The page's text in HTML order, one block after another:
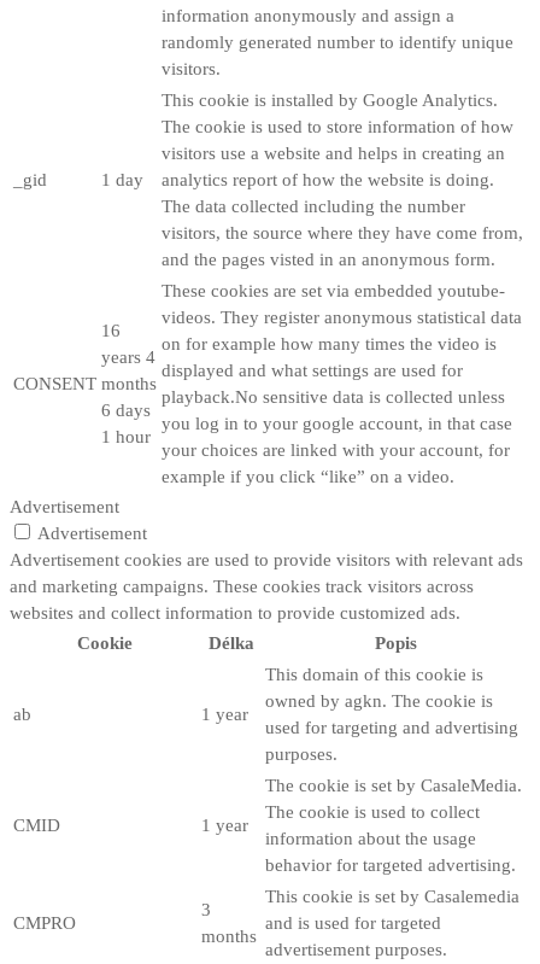
information anonymously and assign a
randomly generated number to identify unique
visitors.
_gid 1 day
This cookie is installed by Google Analytics.
The cookie is used to store information of how
visitors use a website and helps in creating an
analytics report of how the website is doing.
The data collected including the number
visitors, the source where they have come from,
and the pages visted in an anonymous form.
CONSENT
16
years 4
months
6 days
1 hour
These cookies are set via embedded youtube-
videos. They register anonymous statistical data
on for example how many times the video is
displayed and what settings are used for
playback.No sensitive data is collected unless
you log in to your google account, in that case
your choices are linked with your account, for
example if you click “like” on a video.
Advertisement
Advertisement
Advertisement cookies are used to provide visitors with relevant ads
and marketing campaigns. These cookies track visitors across
websites and collect information to provide customized ads.
Cookie
Délka Popis
ab 1 year
This domain of this cookie is
owned by agkn. The cookie is
used for targeting and advertising
purposes.
CMID 1 year
The cookie is set by CasaleMedia.
The cookie is used to collect
information about the usage
behavior for targeted advertising.
CMPRO
3
months
This cookie is set by Casalemedia
and is used for targeted
advertisement purposes.